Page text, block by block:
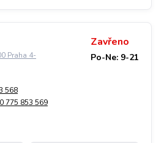
Praha 4-
Zavřeno
Po-Ne: 9-21
568
775 853 569